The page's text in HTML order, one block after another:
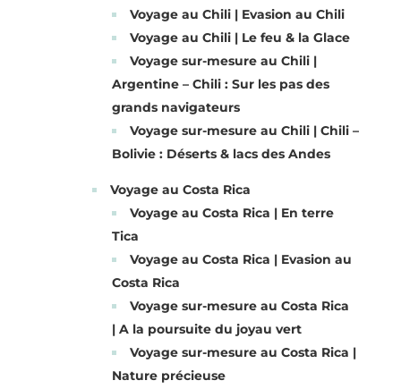
Voyage au Chili | Evasion au Chili
Voyage au Chili | Le feu & la Glace
Voyage sur-mesure au Chili |
Argentine – Chili : Sur les pas des
grands navigateurs
Voyage sur-mesure au Chili | Chili –
Bolivie : Déserts & lacs des Andes
Voyage au Costa Rica
Voyage au Costa Rica | En terre
Tica
Voyage au Costa Rica | Evasion au
Costa Rica
Voyage sur-mesure au Costa Rica
| A la poursuite du joyau vert
Voyage sur-mesure au Costa Rica |
Nature précieuse